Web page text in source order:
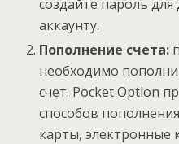
создайте пароль
аккаунту.
Пополнение счета:
необходимо
счет. Pocket Option
способов
карты, электронные